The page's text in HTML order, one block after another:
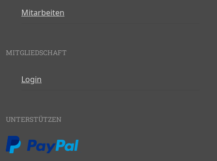
Mitarbeiten
MITGLIEDSCHAFT
Login
UNTERSTÜTZEN